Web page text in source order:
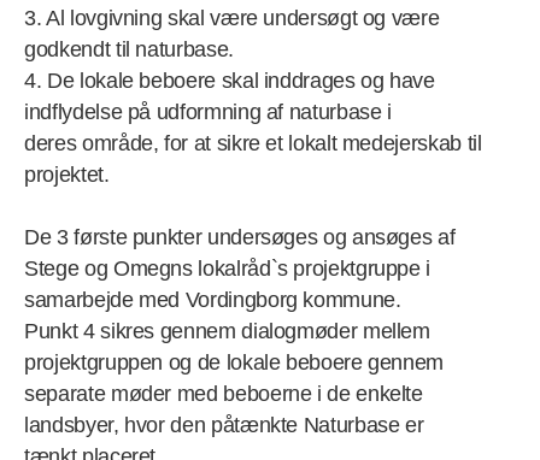
3. Al lovgivning skal være undersøgt og være
godkendt til naturbase.
4. De lokale beboere skal inddrages og have
indflydelse på udformning af naturbase i
deres område, for at sikre et lokalt medejerskab til
projektet.
De 3 første punkter undersøges og ansøges af
Stege og Omegns lokalråd`s projektgruppe i
samarbejde med Vordingborg kommune.
Punkt 4 sikres gennem dialogmøder mellem
projektgruppen og de lokale beboere gennem
separate møder med beboerne i de enkelte
landsbyer, hvor den påtænkte Naturbase er